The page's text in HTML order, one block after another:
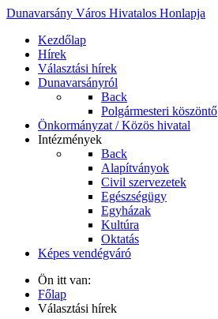
Dunavarsány Város Hivatalos Honlapja
Kezdőlap
Hírek
Választási hírek
Dunavarsányról
Back
Polgármesteri köszöntő
Önkormányzat / Közös hivatal
Intézmények
Back
Alapítványok
Civil szervezetek
Egészségügy
Egyházak
Kultúra
Oktatás
Képes vendégváró
Ön itt van:
Főlap
Választási hírek